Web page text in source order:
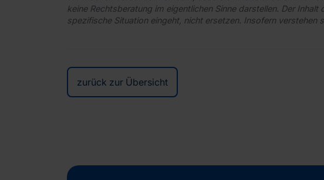
keine Rechtsberatung im eigentlichen Sinne darstellen. Der
spezifische Situation eingeht, nicht ersetzen. Insofern
zurück zur Übersicht